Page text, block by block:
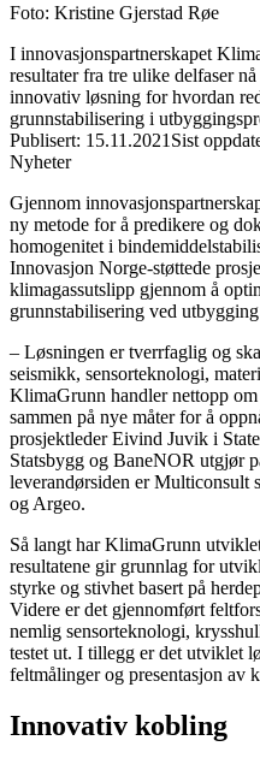
Foto: Kristine Gjerstad Røe
I innovasjonspartnerskapet
resultater fra tre ulike delfaser
innovativ løsning for hvordan
grunnstabilisering i
Publisert: 15.11.2021 Sist
Nyheter
Gjennom
ny metode for å predikere og
homogenitet i
Innovasjon Norge-støttede
klimagassutslipp gjennom å
grunnstabilisering ved
– Løsningen er tverrfaglig og
seismikk, sensorteknologi,
KlimaGrunn handler nettopp
sammen på nye måter for å
prosjektleder Eivind Juvik i
Statsbygg og BaneNOR utgjør
leverandørsiden er Multiconsult
og Argeo.
Så langt har KlimaGrunn
resultatene gir grunnlag for
styrke og stivhet basert på
Videre er det gjennomført
nemlig sensorteknologi,
testet ut. I tillegg er det utviklet
feltmålinger og presentasjon av
Innovativ kobling